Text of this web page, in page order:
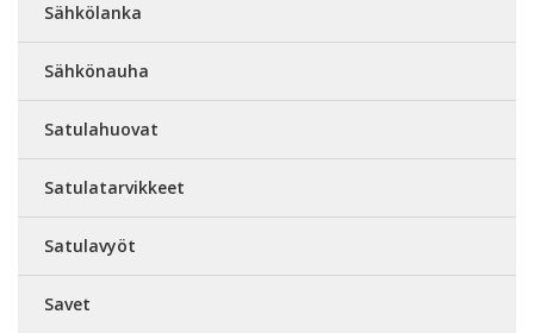
Sähkölanka
Sähkönauha
Satulahuovat
Satulatarvikkeet
Satulavyöt
Savet